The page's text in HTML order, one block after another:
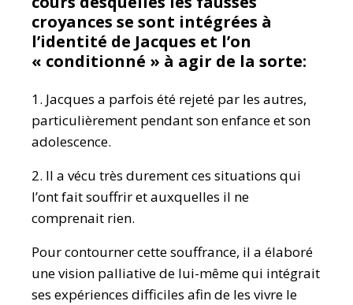
croyances se sont intégrées à
l’identité de Jacques et l’on
« conditionné » à agir de la sorte:
1. Jacques a parfois été rejeté par les autres,
particulièrement pendant son enfance et son
adolescence.
2. Il a vécu très durement ces situations qui
l’ont fait souffrir et auxquelles il ne
comprenait rien.
Pour contourner cette souffrance, il a élaboré
une vision palliative de lui-même qui intégrait
ses expériences difficiles afin de les vivre le